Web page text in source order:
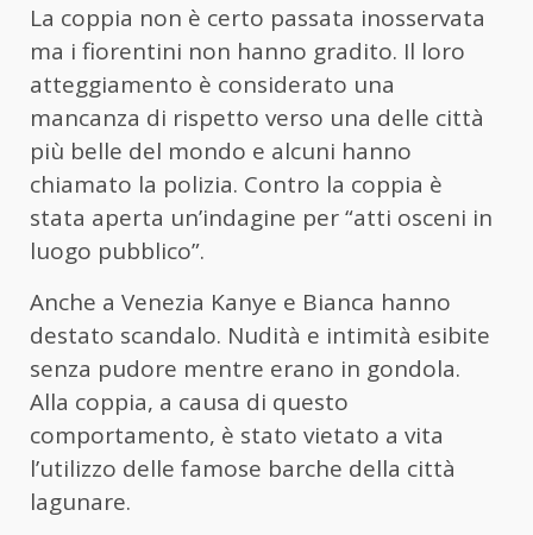
La coppia non è certo passata inosservata
ma i fiorentini non hanno gradito. Il loro
atteggiamento è considerato una
mancanza di rispetto verso una delle città
più belle del mondo e alcuni hanno
chiamato la polizia. Contro la coppia è
stata aperta un’indagine per “atti osceni in
luogo pubblico”.
Anche a Venezia Kanye e Bianca hanno
destato scandalo. Nudità e intimità esibite
senza pudore mentre erano in gondola.
Alla coppia, a causa di questo
comportamento, è stato vietato a vita
l’utilizzo delle famose barche della città
lagunare.